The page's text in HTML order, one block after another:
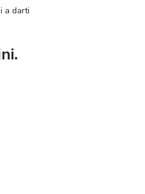
a darti